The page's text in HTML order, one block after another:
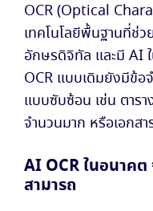
OCR (Optical
เทคโนโลยีพื้นฐานที่ช่ว
อักษรดิจิทัล และมี AI
OCR แบบเดิมยังมีข้อ
แบบซับซ้อน เช่น ตาร
จำนวนมาก หรือเอกสา
AI OCR ในอนาค
สามารถ